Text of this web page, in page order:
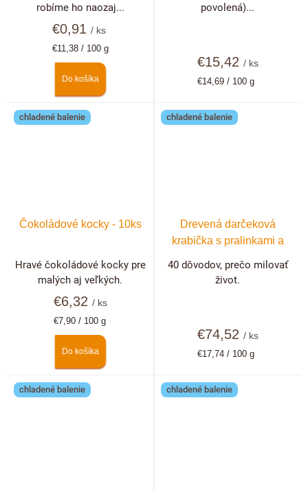
€0,91 / ks
Jednotková
€11,38 / 100 g
Do košíka
robíme ho naozaj...
€15,42 / ks
Jednotková
€14,69 / 100 g
povolená)...
chladené balenie
Čokoládové kocky - 10ks
€6,32 / ks
Jednotková
€7,90 / 100 g
Do košíka
Hravé čokoládové kocky pre
malých aj veľkých.
chladené balenie
Drevená darčeková
krabička s pralinkami a
€74,52 / ks
Jednotková
€17,74 / 100 g
40 dôvodov, prečo milovať
život.
chladené balenie chladené balenie